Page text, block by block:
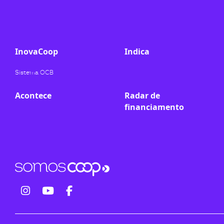
InovaCoop
Sistema OCB
Acontece
Indica
Radar de
financiamento
fab fabfab